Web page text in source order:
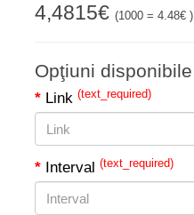
4,4815€ (1000 = 4.48€ )
Opţiuni disponibile
Link (text_required)
Interval (text_required)